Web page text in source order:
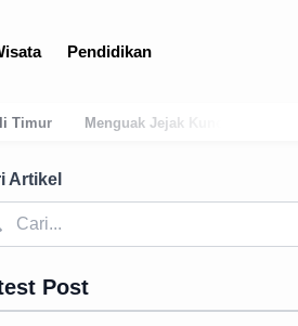
Pendidikan
Usul Mitologis dan Hubungan Awal
Artikel
Post